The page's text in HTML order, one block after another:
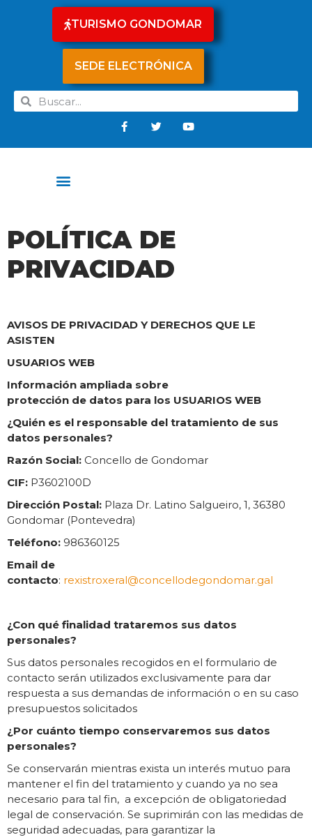
TURISMO GONDOMAR
SEDE ELECTRÓNICA
POLÍTICA DE
PRIVACIDAD
AVISOS DE PRIVACIDAD Y DERECHOS QUE LE
ASISTEN
USUARIOS WEB
Información ampliada sobre
protección de datos para los USUARIOS WEB
¿Quién es el responsable del tratamiento de sus
datos personales?
Razón Social: Concello de Gondomar
CIF: P3602100D
Dirección Postal: Plaza Dr. Latino Salgueiro, 1, 36380
Gondomar (Pontevedra)
Teléfono: 986360125
Email de
contacto: rexistroxeral@concellodegondomar.gal
¿Con qué finalidad trataremos sus datos
personales?
Sus datos personales recogidos en el formulario de
contacto serán utilizados exclusivamente para dar
respuesta a sus demandas de información o en su caso
presupuestos solicitados
¿Por cuánto tiempo conservaremos sus datos
personales?
Se conservarán mientras exista un interés mutuo para
mantener el fin del tratamiento y cuando ya no sea
necesario para tal fin, a excepción de obligatoriedad
legal de conservación. Se suprimirán con las medidas de
seguridad adecuadas, para garantizar la